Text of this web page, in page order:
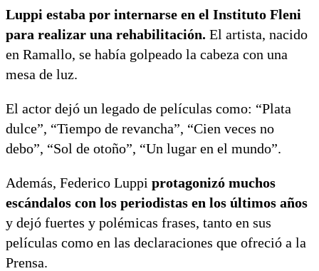
Luppi estaba por internarse en el Instituto Fleni
para realizar una rehabilitación. El artista, nacido
en Ramallo, se había golpeado la cabeza con una
mesa de luz.
El actor dejó un legado de películas como: “Plata
dulce”, “Tiempo de revancha”, “Cien veces no
debo”, “Sol de otoño”, “Un lugar en el mundo”.
Además, Federico Luppi protagonizó muchos
escándalos con los periodistas en los últimos años
y dejó fuertes y polémicas frases, tanto en sus
películas como en las declaraciones que ofreció a la
Prensa.